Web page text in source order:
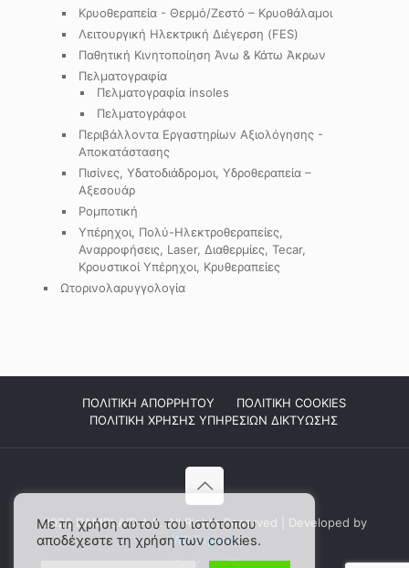
Κρυοθεραπεία - Θερμό/Ζεστό – Κρυοθάλαμοι
Λειτουργική Ηλεκτρική Διέγερση (FES)
Παθητική Κινητοποίηση Άνω & Κάτω Άκρων
Πελματογραφία
Πελματογραφία insoles
Πελματογράφοι
Περιβάλλοντα Εργαστηρίων Αξιολόγησης -
Αποκατάστασης
Πισίνες, Υδατοδιάδρομοι, Υδροθεραπεία –
Αξεσουάρ
Ρομποτική
Υπέρηχοι, Πολύ-Ηλεκτροθεραπείες,
Αναρροφήσεις, Laser, Διαθερμίες, Tecar,
Κρουστικοί Υπέρηχοι, Κρυθεραπείες
Ωτορινολαρυγγολογία
ΠΟΛΙΤΙΚΗ ΑΠΟΡΡΗΤΟΥ
ΠΟΛΙΤΙΚΗ COOKIES
ΠΟΛΙΤΙΚΗ ΧΡΗΣΗΣ ΥΠΗΡΕΣΙΩΝ ΔΙΚΤΥΩΣΗΣ
2026 DAMPLAID Α.Ε. All Rights Reserved | Developed by
WP Experts
Με τη χρήση αυτού του ιστότοπου
αποδέχεστε τη χρήση των cookies.